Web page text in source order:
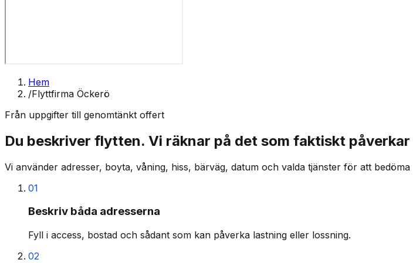
Hem
/Flyttfirma Öckerö
Från uppgifter till genomtänkt offert
Du beskriver flytten. Vi räknar på det som faktiskt
Vi använder adresser, boyta, våning, hiss, bärväg, datum och valda tjänster för att
01
Beskriv båda adresserna
Fyll i access, bostad och sådant som kan påverka lastning eller lossning.
02